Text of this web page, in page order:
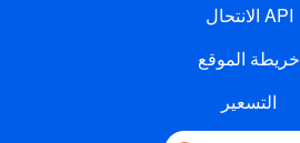
الانتحال API
خريطة الموقع
التسعير